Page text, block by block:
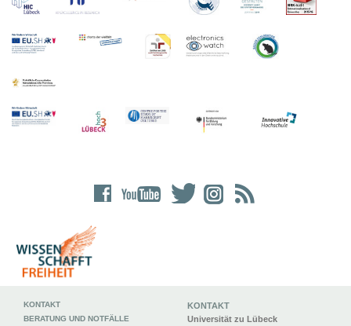
KONTAKT
Universität zu Lübeck
KONTAKT
BERATUNG UND NOTFÄLLE